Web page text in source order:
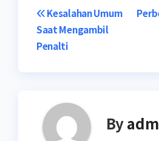
Post
navigation
Kesalahan Umum
Saat Mengambil
Penalti
By